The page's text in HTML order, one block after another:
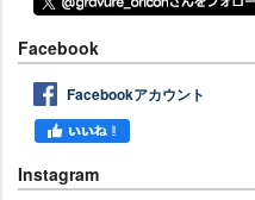
Facebook
Facebookアカウント
Instagram